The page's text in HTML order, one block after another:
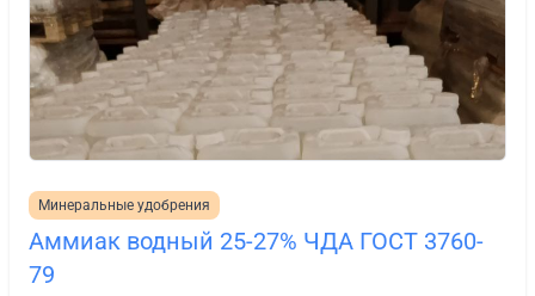
Минеральные удобрения
Аммиак водный 25-27% ЧДА ГОСТ 3760-
79